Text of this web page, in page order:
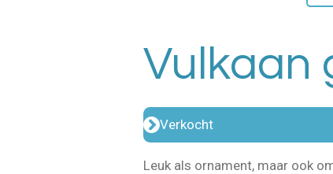
Vulkaan
Verkocht
Leuk als ornament, maar ook